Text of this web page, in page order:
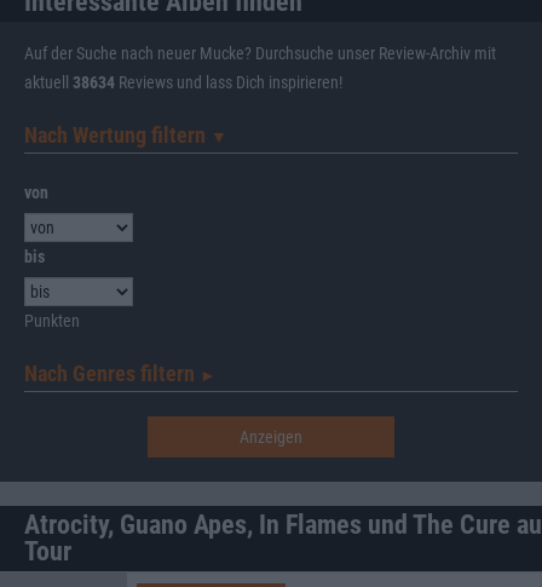
Auf der Suche nach neuer Mucke? Durchsuche unser Review-Archiv mit
aktuell 38634 Reviews und lass Dich inspirieren!
Nach Wertung filtern ▼︎
von
bis
Punkten
Nach Genres filtern ►︎
Atrocity, Guano Apes, In Flames und The Cure
Tour